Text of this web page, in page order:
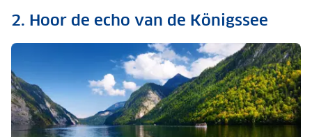
2. Hoor de echo van de Königssee